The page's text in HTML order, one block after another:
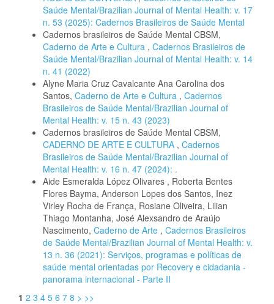
Saúde Mental/Brazilian Journal of Mental Health: v. 17
n. 53 (2025): Cadernos Brasileiros de Saúde Mental
Cadernos brasileiros de Saúde Mental CBSM,
Caderno de Arte e Cultura , Cadernos Brasileiros de
Saúde Mental/Brazilian Journal of Mental Health: v. 14
n. 41 (2022)
Alyne Maria Cruz Cavalcante Ana Carolina dos
Santos, Caderno de Arte e Cultura , Cadernos
Brasileiros de Saúde Mental/Brazilian Journal of
Mental Health: v. 15 n. 43 (2023)
Cadernos brasileiros de Saúde Mental CBSM,
CADERNO DE ARTE E CULTURA , Cadernos
Brasileiros de Saúde Mental/Brazilian Journal of
Mental Health: v. 16 n. 47 (2024): .
Aide Esmeralda López Olivares , Roberta Bentes
Flores Bayma, Anderson Lopes dos Santos, Inez
Virley Rocha de França, Rosiane Oliveira, Lilian
Thiago Montanha, José Alexsandro de Araújo
Nascimento, Caderno de Arte , Cadernos Brasileiros
de Saúde Mental/Brazilian Journal of Mental Health: v.
13 n. 36 (2021): Serviços, programas e políticas de
saúde mental orientadas por Recovery e cidadania -
panorama internacional - Parte II
1 2 3 4 5 6 7 8 > >>